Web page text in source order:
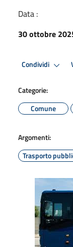
Data :
30 ottobre
Condividi
Categorie:
Comune
Argomenti:
Trasporto